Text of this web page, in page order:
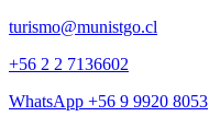
turismo@munistgo.cl
+56 2 2 7136602
WhatsApp +56 9 9920 8053